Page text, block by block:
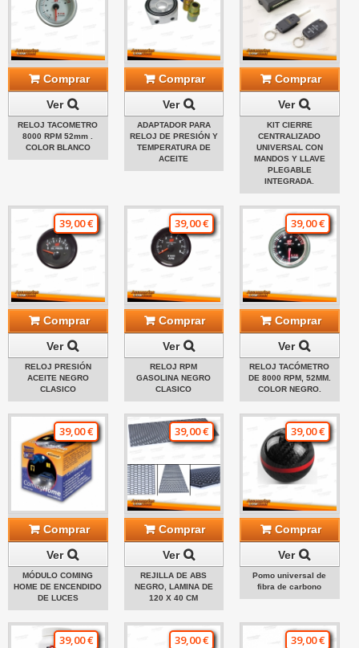
Comprar
Ver
RELOJ TACOMETRO
8000 RPM 52mm .
COLOR BLANCO
Comprar
Ver
ADAPTADOR PARA
RELOJ DE PRESIÓN Y
TEMPERATURA DE
ACEITE
Comprar
Ver
KIT CIERRE
CENTRALIZADO
UNIVERSAL CON
MANDOS Y LLAVE
PLEGABLE
INTEGRADA.
39,00 €
Comprar
Ver
RELOJ PRESIÓN
ACEITE NEGRO
CLASICO
39,00 €
Comprar
Ver
RELOJ RPM
GASOLINA NEGRO
CLASICO
39,00 €
Comprar
Ver
RELOJ TACÓMETRO
DE 8000 RPM, 52MM.
COLOR NEGRO.
39,00 €
Comprar
Ver
MÓDULO COMING
HOME DE ENCENDIDO
DE LUCES
39,00 €
Comprar
Ver
REJILLA DE ABS
NEGRO, LAMINA DE
120 X 40 CM
39,00 €
Comprar
Ver
Pomo universal de
fibra de carbono
39,00 € 39,00 € 39,00 €